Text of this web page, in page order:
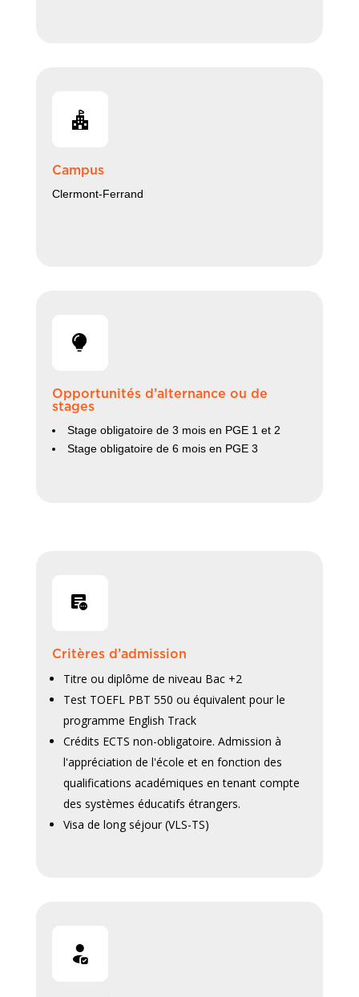
Campus
Clermont-Ferrand
Opportunités d’alternance ou de
stages
Stage obligatoire de 3 mois en PGE 1 et 2
Stage obligatoire de 6 mois en PGE 3
Critères d’admission
Titre ou diplôme de niveau Bac +2
Test TOEFL PBT 550 ou équivalent pour le
programme English Track
Crédits ECTS non-obligatoire. Admission à
l'appréciation de l'école et en fonction des
qualifications académiques en tenant compte
des systèmes éducatifs étrangers.
Visa de long séjour (VLS-TS)